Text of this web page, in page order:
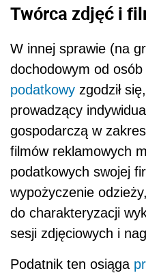
Twórca zdjęć i
W innej sprawie (na
dochodowym od
podatkowy zgodził
prowadzący
gospodarczą w
filmów reklamowych
podatkowych swojej
wypożyczenie
do charakteryzacji
sesji zdjęciowych i
Podatnik ten osiąga